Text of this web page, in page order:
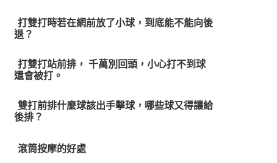
打雙打時若在網前放了小球，到底能不能向後
退？
打雙打站前排， 千萬別回頭，小心打不到球
還會被打。
雙打前排什麼球該出手擊球，哪些球又得讓給
後排？
滾筒按摩的好處